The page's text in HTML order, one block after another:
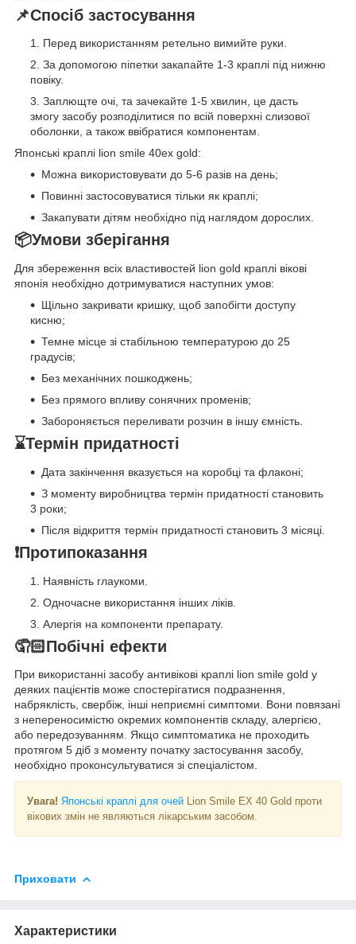
📌Спосіб застосування
Перед використанням ретельно вимийте руки.
За допомогою піпетки закапайте 1-3 краплі під нижню
повіку.
Заплющте очі, та зачекайте 1-5 хвилин, це дасть
змогу засобу розподілитися по всій поверхні слизової
оболонки, а також ввібратися компонентам.
Японські краплі lion smile 40ex gold:
Можна використовувати до 5-6 разів на день;
Повинні застосовуватися тільки як краплі;
Закапувати дітям необхідно під наглядом дорослих.
📦Умови зберігання
Для збереження всіх властивостей lion gold краплі вікові
японія необхідно дотримуватися наступних умов:
Щільно закривати кришку, щоб запобігти доступу
кисню;
Темне місце зі стабільною температурою до 25
градусів;
Без механічних пошкоджень;
Без прямого впливу сонячних променів;
Забороняється переливати розчин в іншу ємність.
⌛️Термін придатності
Дата закінчення вказується на коробці та флаконі;
З моменту виробництва термін придатності становить
3 роки;
Після відкриття термін придатності становить 3 місяці.
❗Протипоказання
Наявність глаукоми.
Одночасне використання інших ліків.
Алергія на компоненти препарату.
🤦🏻Побічні ефекти
При використанні засобу антивікові краплі lion smile gold у
деяких пацієнтів може спостерігатися подразнення,
набряклість, свербіж, інші неприємні симптоми. Вони повязані
з непереносимістю окремих компонентів складу, алергією,
або передозуванням. Якщо симптоматика не проходить
протягом 5 діб з моменту початку застосування засобу,
необхідно проконсультуватися зі спеціалістом.
Увага! Японські краплі для очей Lion Smile EX 40 Gold проти
вікових змін не являються лікарським засобом.
Приховати
Характеристики